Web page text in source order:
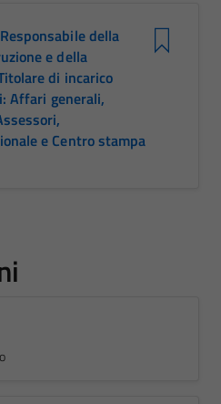
della
e della
di incarico
Affari generali,
e Centro stampa